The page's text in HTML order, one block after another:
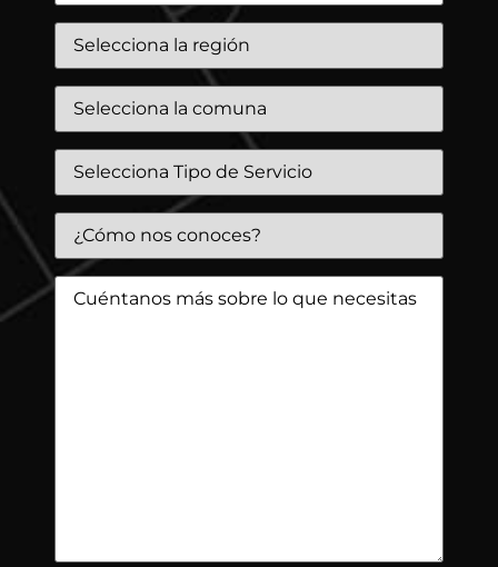
Región*
Comuna*
Tipo
de
servicio:*
¿Cómo
nos
conoces?:*
Cuéntanos
más